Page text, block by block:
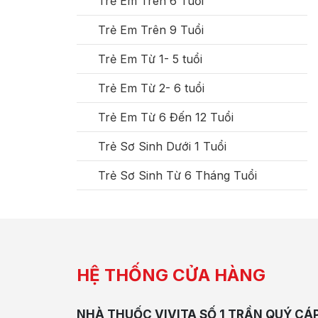
Trẻ Em Trên 9 Tuổi
Trẻ Em Từ 1- 5 tuổi
Trẻ Em Từ 2- 6 tuổi
Trẻ Em Từ 6 Đến 12 Tuổi
Trẻ Sơ Sinh Dưới 1 Tuổi
Trẻ Sơ Sinh Từ 6 Tháng Tuổi
HỆ THỐNG CỬA HÀNG
NHÀ THUỐC VIVITA SỐ 1 TRẦN QUÝ